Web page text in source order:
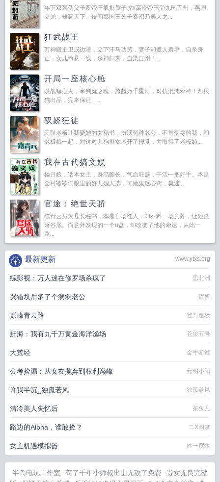
年下双强伪父子双帝王疯批质子攻x高冷帝王受九国五州，燕国
立鼎，雄霸天下。传闻秦国三公子秦诏乃美人之...
狂武战王
万神殿主卫戍边疆，立下汗马功劳，妻子却遭人羞辱，自杀身
亡，女儿命悬一线，杀神归来，血染江州！...
开局一座核心舱
以战锤之火，审判庭之魂，跨越万千星河，对抗混沌邪神！西贝
猫出品，完本保证。...
驭娇狂徒
无耻老板让我娶她的女秘书，扮演冤种老公，不肯受辱的我，和
老板娘一起，对这对儿狗男女展开了报复，并取得了老板娘...
我在古代搞文娱
楼月娘，话本女主，身高腿长，气血旺盛，干活一把好手。本是
全村婆婆们眼里的好儿媳人选，可她鬼迷心窍，就迷...
官途：绝世天骄
陈青云身为县长秘书，本是官场红人，却不料一场意外，让他跌
落谷底。而意外发现的一个u盘，却改变了他的命运，从此一
路...
www.ytxs.org
最新更新
综影视：万人迷在修罗场杀疯了 思北洲
哭错坟后多了个病弱老公 莲折
巅峰青云路 登封造极
赶海：我有九千万黄金海洋渔场 苍狼五号
大荒经 金牛断章
公考捡漏：从女友抛弃到权利巅峰 元明小阳
许我半沉_独孤若风 独孤若风
清冷美人失忆后 茶兔几
路边的Alpha，谁敢捡？ 二X四京
女主机遇模拟器 姓一度水
半岛电玩工作室 苟了千年小师叔出山无敌了免费
贵女无良完整